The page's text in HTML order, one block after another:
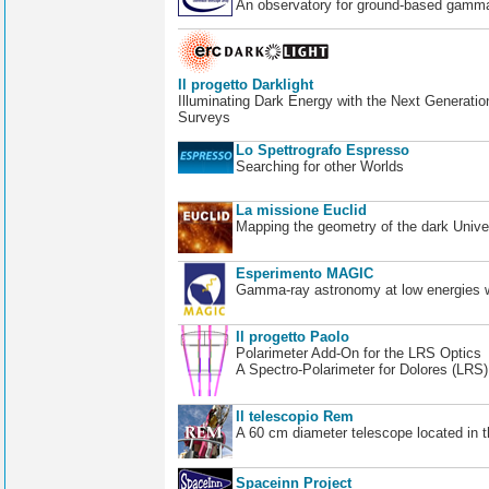
An observatory for ground-based
Il progetto Darklight
Illuminating Dark Energy with the Next
Surveys
Lo Spettrografo Espresso
Searching for other Worlds
La missione Euclid
Mapping the geometry of the dark
Esperimento MAGIC
Gamma-ray astronomy at low energies
Il progetto Paolo
Polarimeter Add-On for the LRS Optics
A Spectro-Polarimeter for Dolores
Il telescopio Rem
A 60 cm diameter telescope located in
Spaceinn Project